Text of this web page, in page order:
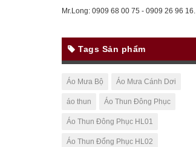
Mr.Long: 0909 68 00 75 - 0909 26 96 16.
Tags Sản phẩm
Áo Mưa Bộ Áo Mưa Cánh Dơi
áo thun Áo Thun Đông Phục
Áo Thun Đông Phục HL01
Áo Thun Đổng Phục HL02